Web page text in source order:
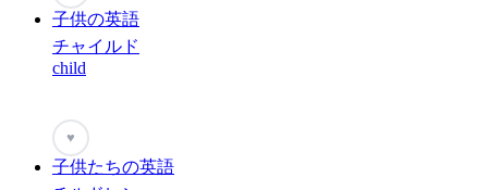
子供の英語
チャイルド
child
♥
子供たちの英語